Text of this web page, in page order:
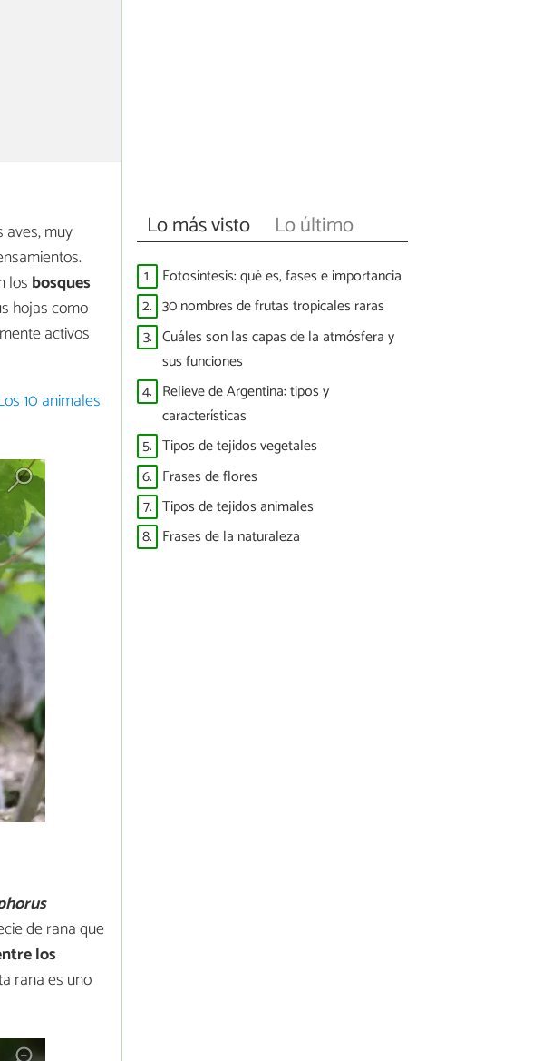
aves, muy
los bosques
hojas como
activos
10 animales
de rana que
los
rana es uno
Lo más visto Lo último
1. Fotosíntesis: qué es, fases e importancia
2. 30 nombres de frutas tropicales raras
3. Cuáles son las capas de la atmósfera y
sus funciones
4. Relieve de Argentina: tipos y
características
5. Tipos de tejidos vegetales
6. Frases de flores
7. Tipos de tejidos animales
8. Frases de la naturaleza